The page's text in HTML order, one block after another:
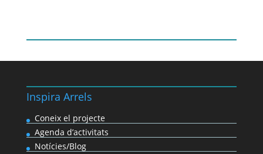
Inspira Arrels
Coneix el projecte
Agenda d’activitats
Notícies/Blog